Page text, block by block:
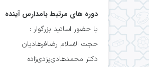
دوره های مرتبط بامدارس آینده
با حضور اساتید بزرگوار :
حجت الاسلام رضافرهادیان
️دکتر محمدهادی‌یزدی‌زاده